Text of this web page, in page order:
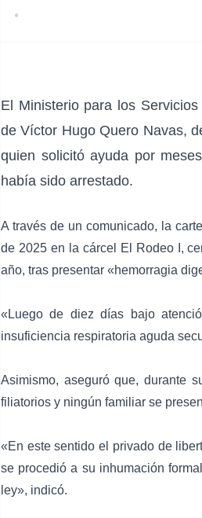
•
El Ministerio para los
deVíctor Hugo Quero Navas,
quien solicitó ayuda por
había sido arrestado.
A través de un comunicado, la
de 2025 en la cárcel El Rodeo I ,
año, tras presentar «hemorragia
«Luego de diez días bajo
insuficiencia respiratoria aguda
Asimismo, aseguró que, durante
filiatorios y ningún familiar se
«En este sentido el privado de
se procedió a su inhumación
ley», indicó.